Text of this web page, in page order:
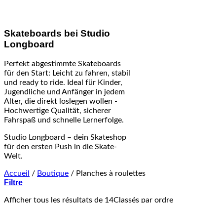
Skateboards bei Studio
Longboard
Perfekt abgestimmte Skateboards
für den Start: Leicht zu fahren, stabil
und ready to ride. Ideal für Kinder,
Jugendliche und Anfänger in jedem
Alter, die direkt loslegen wollen -
Hochwertige Qualität, sicherer
Fahrspaß und schnelle Lernerfolge.
Studio Longboard – dein Skateshop
für den ersten Push in die Skate-
Welt.
Accueil / Boutique / Planches à roulettes
Filtre
Afficher tous les résultats de 14Classés par ordre